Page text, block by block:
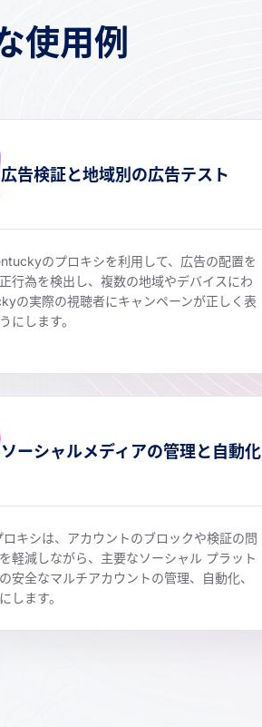
使用例
広告検証と地域別の広告テスト
のプロキシを利用して、広告の配置を
行為を検出し、複数の地域やデバイスにわ
の実際の視聴者にキャンペーンが正しく表
にします。
ソーシャルメディアの管理と自動化
キシは、アカウントのブロックや検証の問
軽減しながら、主要なソーシャル プラット
安全なマルチアカウントの管理、自動化、
します。